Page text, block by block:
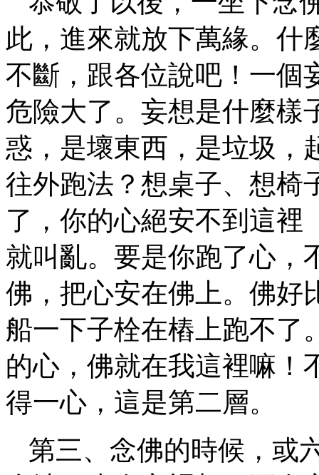
此，進來就放下萬緣。什
不斷，跟各位說吧！一個
危險大了。妄想是什麼樣
惑，是壞東西，是垃圾，
往外跑法？想桌子、想椅
了，你的心絕安不到這裡
就叫亂。要是你跑了心，
佛，把心安在佛上。佛好
船一下子栓在樁上跑不了
的心，佛就在我這裡嘛！
得一心，這是第二層。
第三、念佛的時候，或